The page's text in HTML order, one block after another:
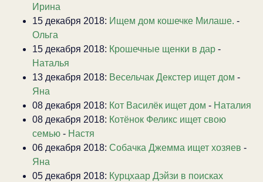
Ирина
15 декабря 2018: Ищем дом кошечке Милаше. -
Ольга
15 декабря 2018: Крошечные щенки в дар -
Наталья
13 декабря 2018: Весельчак Декстер ищет дом -
Яна
08 декабря 2018: Кот Василёк ищет дом - Наталия
08 декабря 2018: Котёнок Феликс ищет свою
семью - Настя
06 декабря 2018: Собачка Джемма ищет хозяев -
Яна
05 декабря 2018: Курцхаар Дэйзи в поисках